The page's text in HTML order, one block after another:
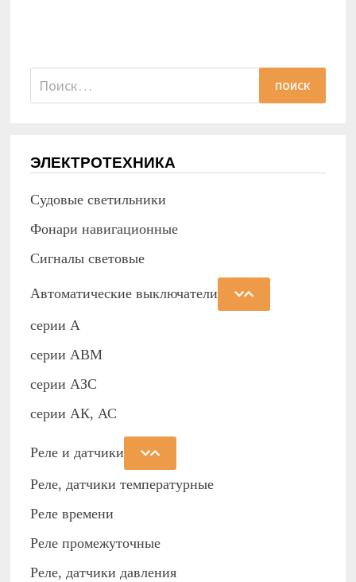
Найти:
ЭЛЕКТРОТЕХНИКА
Судовые светильники
Фонари навигационные
Сигналы световые
Автоматические выключатели
серии А
серии АВМ
cерии АЗС
серии АК, АС
Реле и датчики
Реле, датчики температурные
Реле времени
Реле промежуточные
Реле, датчики давления